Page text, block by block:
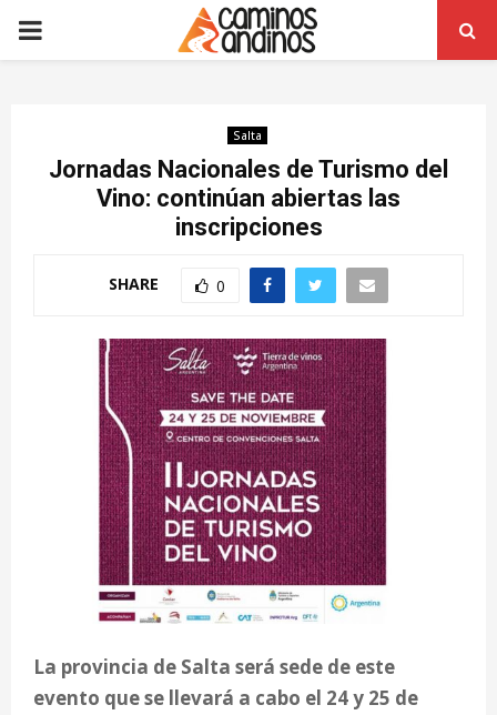
PRIMARY
Salta
Jornadas Nacionales de Turismo del
Vino: continúan abiertas las
inscripciones
SHARE 0
La provincia de Salta será sede de este
evento que se llevará a cabo el 24 y 25 de